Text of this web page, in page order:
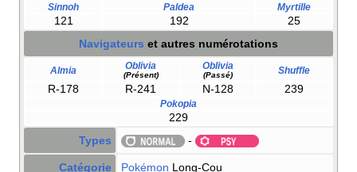
Sinnoh Paldea Myrtille
121 192
25
Navigateurs et autres numérotations
Almia Oblivia
(Présent)
Oblivia
(Passé) Shuffle
R-178 R-241 N-128 239
Pokopia
229
Types
-
Catégorie Pokémon Long-Cou